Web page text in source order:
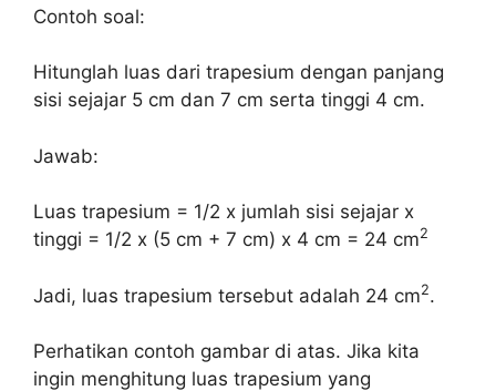
Contoh soal:
Hitunglah luas dari trapesium dengan panjang
sisi sejajar 5 cm dan 7 cm serta tinggi 4 cm.
Jawab:
Luas trapesium = 1/2 x jumlah sisi sejajar x
tinggi = 1/2 x (5 cm + 7 cm) x 4 cm = 24 cm2
Jadi, luas trapesium tersebut adalah 24 cm2.
Perhatikan contoh gambar di atas. Jika kita
ingin menghitung luas trapesium yang